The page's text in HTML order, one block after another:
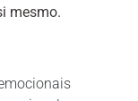
mesmo.